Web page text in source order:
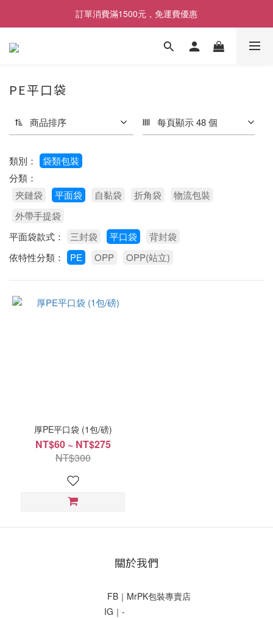
[限時優惠] 即日起登入會員消費滿1000元，回饋1%購物金
訂單消費滿1500元，免運費優惠
找包材，就來MrPK包裝專賣店
PE平口袋
商品排序 每頁顯示 48 個
類別：
袋類包裝
分類：
夾鏈袋
平面袋 自黏袋 折角袋
物流包裝
外帶手提袋
平面袋款式：
三封袋 平口袋
背封袋
依特性分類：
PE OPP OPP(站立)
厚PE平口袋 (1包/磅)
NT$60 ~ NT$275
NT$300
關於我們
FB｜MrPK包裝專賣店
IG｜-